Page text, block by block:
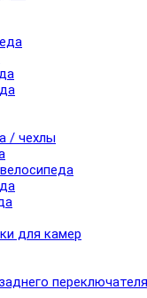
/ чехлы
для камер
переключателя